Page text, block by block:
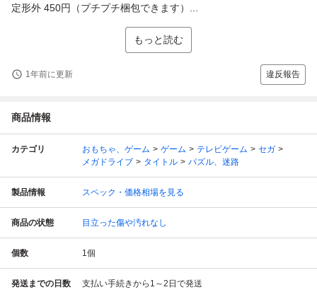
定形外 450円（プチプチ梱包できます）...
もっと読む
1年前に更新 違反報告
商品情報
カテゴリ おもちゃ、ゲーム ゲーム テレビゲーム
セガ
メガドライブ
タイトル パズル、迷路
製品情報 スペック・価格相場を見る
商品の状態 目立った傷や汚れなし
個数 1個
発送までの日数 支払い手続きから1～2日で発送